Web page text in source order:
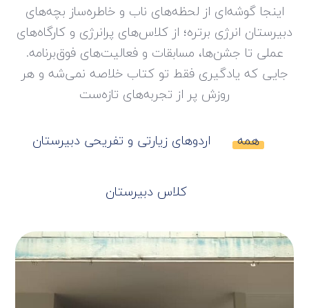
اینجا گوشه‌ای از لحظه‌های ناب و خاطره‌ساز بچه‌های
دبیرستان انرژی برتره؛ از کلاس‌های پرانرژی و کارگاه‌های
عملی تا جشن‌ها، مسابقات و فعالیت‌های فوق‌برنامه.
جایی که یادگیری فقط تو کتاب خلاصه نمی‌شه و هر
روزش پر از تجربه‌های تازه‌ست
همه اردوهای زیارتی و تفریحی دبیرستان
کلاس دبیرستان